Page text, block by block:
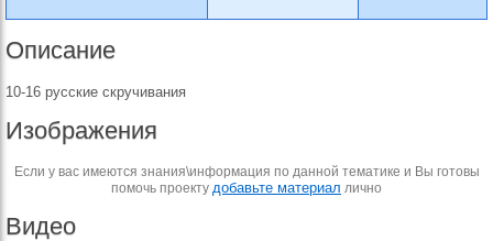
Описание
10-16 русские скручивания
Изображения
Если у вас имеются знания\информация по данной тематике и Вы готовы
помочь проекту добавьте материал лично
Видео